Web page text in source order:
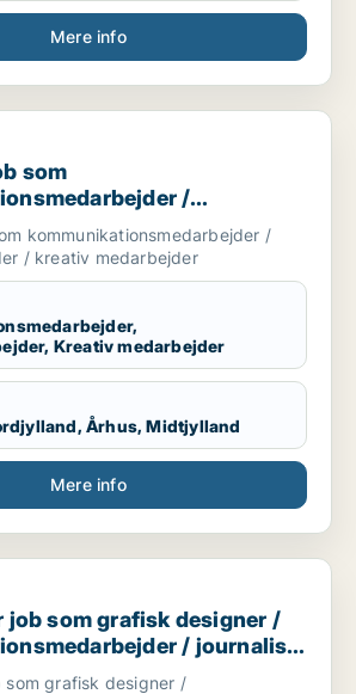
Mere info
kommunikationsmedarbejder /
som
/
/ kreativ medarbejder
kommunikationsmedarbejder /
/ kreativ medarbejder
Kreativ medarbejder
Århus, Midtjylland
Mere info
som grafisk designer /
job som grafisk designer /
/ journalist
/ sælger
som grafisk designer /